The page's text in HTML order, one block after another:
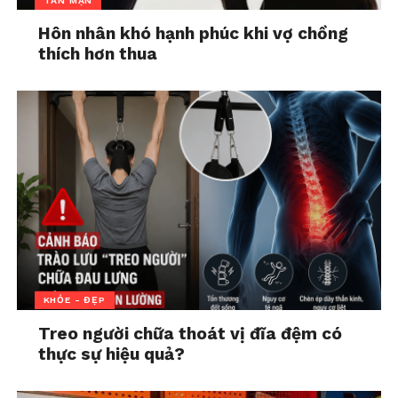
Boonnithipaisit trong vai Phrik Thai – cô gái yêu
thích khám phá các hiện tượng bí ẩn và luôn mang
theo máy quay để ghi lại mọi trải nghiệm. Neen hiện
Entertainment, đồng thời từng góp mặt trong các dự
án nhưHappy Old Year Flat Girls
và series Netflix
Ready, Set, Love. Vai diễn lần này đòi hỏi nữ diễn viên
thể hiện nhiều chuyển biến tâm lý, từ sự háo hức ban
đầu đến nỗi hoảng loạn khi lời nguyền dần hiện hữu.
Hôn nhân khó hạnh phúc khi vợ chồng
thích hơn thua
KHỎE - ĐẸP
Treo người chữa thoát vị đĩa đệm có
thực sự hiệu quả?